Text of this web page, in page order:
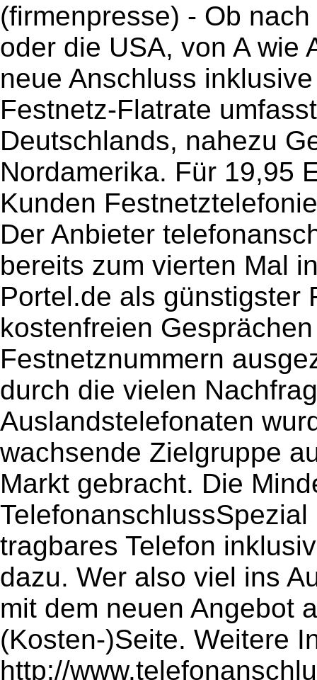
(firmenpresse) - Ob
oder die USA, von A wie
neue Anschluss
Festnetz-Flatrate
Deutschlands, nahezu
Nordamerika. Für 19,95
Kunden
Der Anbieter
bereits zum vierten Mal
Portel.de als günstigster
kostenfreien
Festnetznummern
durch die vielen
Auslandstelefonaten
wachsende Zielgruppe
Markt gebracht. Die
tragbares Telefon
dazu. Wer also viel ins
mit dem neuen Angebot
(Kosten-)Seite. Weitere
http://